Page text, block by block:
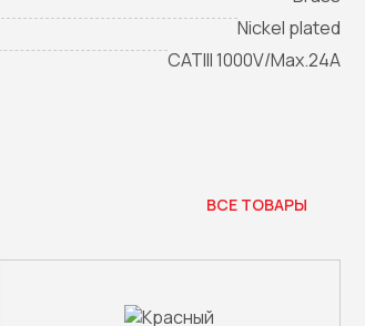
Nickel plated
CATIII 1000V/Max.24A
ВСЕ ТОВАРЫ